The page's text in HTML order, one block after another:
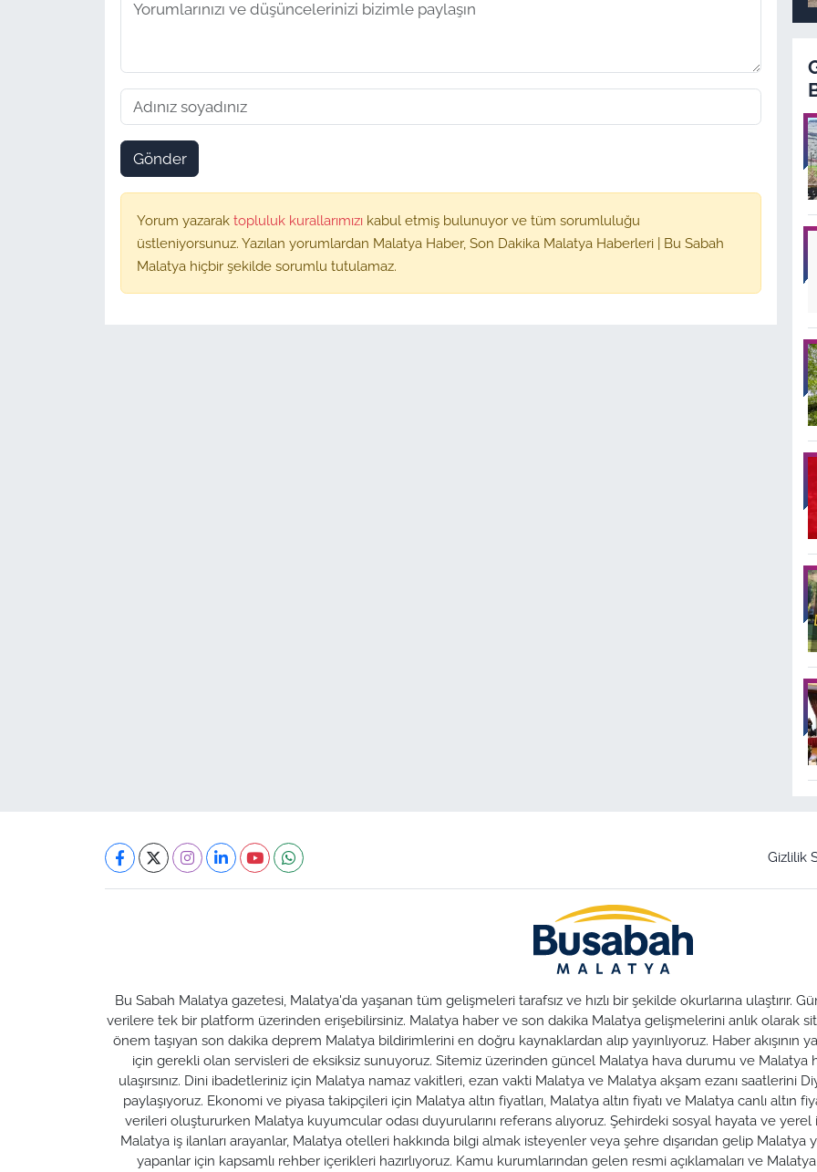
Gönder
Yorum yazarak topluluk kurallarımızı kabul etmiş bulunuyor ve tüm sorumluluğu
üstleniyorsunuz. Yazılan yorumlardan Malatya Haber, Son Dakika Malatya Haberleri | Bu Sabah
Malatya hiçbir şekilde sorumlu tutulamaz.
Gizlilik
Bu Sabah Malatya gazetesi, Malatya'da yaşanan tüm gelişmeleri tarafsız ve hızlı bir şekilde okurlarına ulaştırır.
verilere tek bir platform üzerinden erişebilirsiniz. Malatya haber ve son dakika Malatya gelişmelerini anlık olarak
önem taşıyan son dakika deprem Malatya bildirimlerini en doğru kaynaklardan alıp yayınlıyoruz. Haber akışının
için gerekli olan servisleri de eksiksiz sunuyoruz. Sitemiz üzerinden güncel Malatya hava durumu ve
ulaşırsınız. Dini ibadetleriniz için Malatya namaz vakitleri, ezan vakti Malatya ve Malatya akşam ezanı saatlerini
paylaşıyoruz. Ekonomi ve piyasa takipçileri için Malatya altın fiyatları, Malatya altın fiyatı ve Malatya canlı altın
verileri oluştururken Malatya kuyumcular odası duyurularını referans alıyoruz. Şehirdeki sosyal hayata ve yerel
Malatya iş ilanları arayanlar, Malatya otelleri hakkında bilgi almak isteyenler veya şehre dışarıdan gelip Malatya
yapanlar için kapsamlı rehber içerikleri hazırlıyoruz. Kamu kurumlarından gelen resmi açıklamaları ve